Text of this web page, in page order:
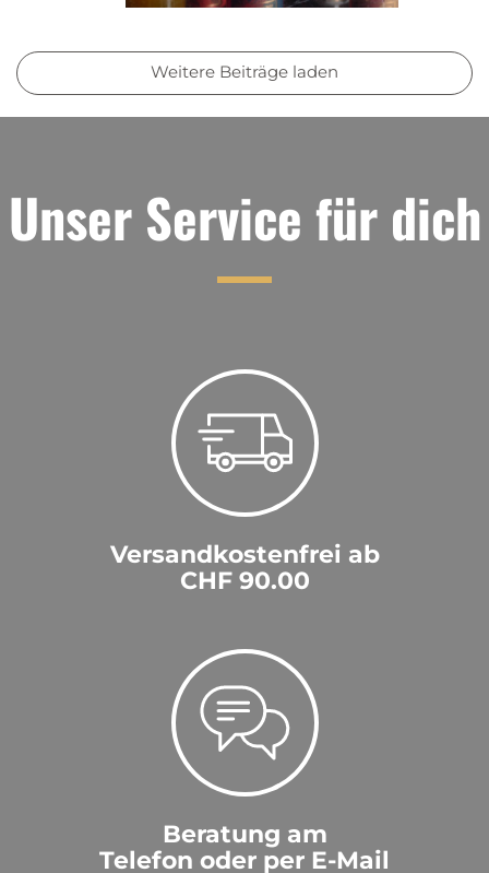
Weitere Beiträge laden
Unser Service für dich
Versandkostenfrei ab
CHF 90.00
Beratung am
Telefon oder per E-Mail